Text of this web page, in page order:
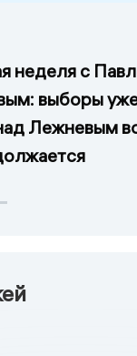
неделя с
выборы
Лежневым